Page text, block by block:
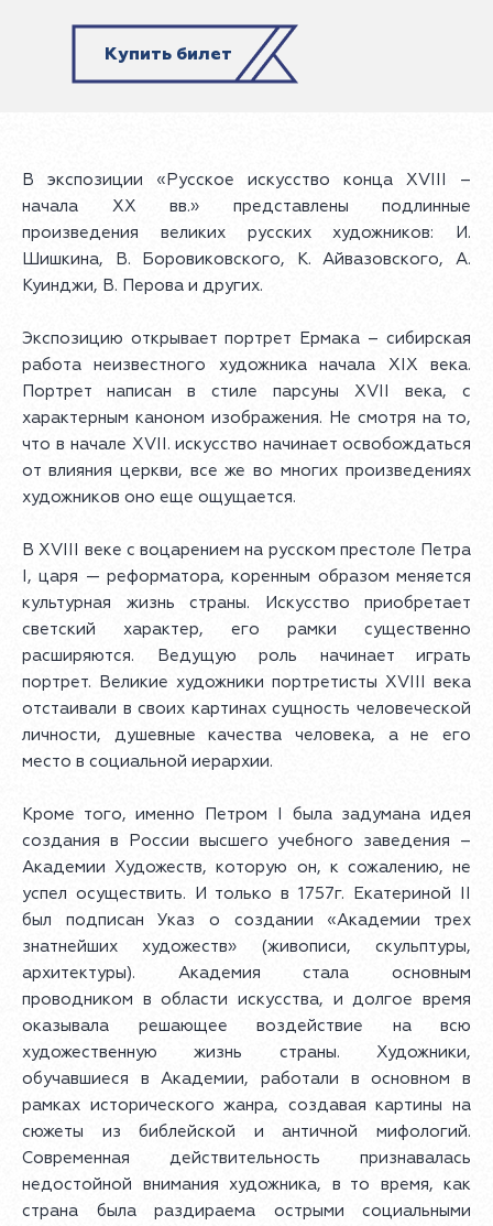
Купить билет
В экспозиции «Русское искусство конца XVIII –
начала XX вв.» представлены подлинные
произведения великих русских художников: И.
Шишкина, В. Боровиковского, К. Айвазовского, А.
Куинджи, В. Перова и других.
Экспозицию открывает портрет Ермака – сибирская
работа неизвестного художника начала XIX века.
Портрет написан в стиле парсуны XVII века, с
характерным каноном изображения. Не смотря на то,
что в начале XVII. искусство начинает освобождаться
от влияния церкви, все же во многих произведениях
художников оно еще ощущается.
В XVIII веке с воцарением на русском престоле Петра
I, царя — реформатора, коренным образом меняется
культурная жизнь страны. Искусство приобретает
светский характер, его рамки существенно
расширяются. Ведущую роль начинает играть
портрет. Великие художники портретисты XVIII века
отстаивали в своих картинах сущность человеческой
личности, душевные качества человека, а не его
место в социальной иерархии.
Кроме того, именно Петром I была задумана идея
создания в России высшего учебного заведения –
Академии Художеств, которую он, к сожалению, не
успел осуществить. И только в 1757г. Екатериной II
был подписан Указ о создании «Академии трех
знатнейших художеств» (живописи, скульптуры,
архитектуры). Академия стала основным
проводником в области искусства, и долгое время
оказывала решающее воздействие на всю
художественную жизнь страны. Художники,
обучавшиеся в Академии, работали в основном в
рамках исторического жанра, создавая картины на
сюжеты из библейской и античной мифологий.
Современная действительность признавалась
недостойной внимания художника, в то время, как
страна была раздираема острыми социальными